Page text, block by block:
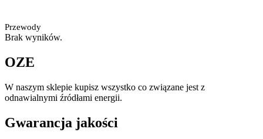
Przewody
Brak wyników.
OZE
W naszym sklepie kupisz wszystko co związane jest z
odnawialnymi źródłami energii.
Gwarancja jakości